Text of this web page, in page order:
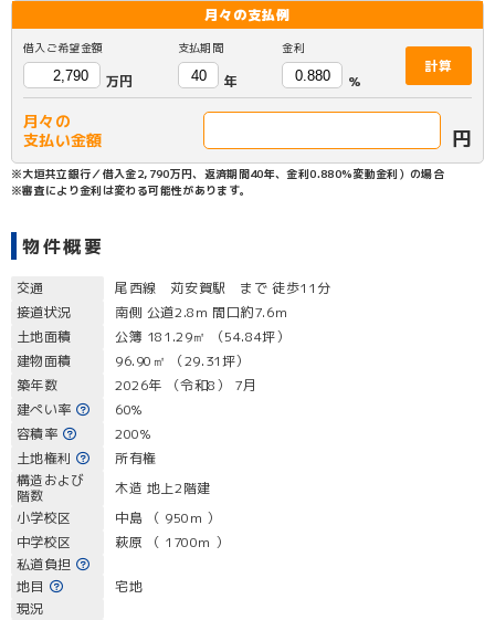
月々の支払例
借入ご希望金額
万円
支払期間
年
金利
%
計算
月々の
支払い金額
円
※大垣共立銀行／借入金2,790万円、返済期間40年、金利0.880%変動金利）の場合
※審査により金利は変わる可能性があります。
物件概要
交通
尾西線 苅安賀駅 まで 徒歩11分
接道状況
南側 公道2.8m 間口約7.6m
土地面積
公簿 181.29㎡ （54.84坪）
建物面積
96.90㎡ （29.31坪）
築年数
2026年 （令和8） 7月
建ぺい率
60%
容積率
200%
土地権利
所有権
構造および
階数
木造 地上2階建
小学校区
中島 （ 950m ）
中学校区
萩原 （ 1700m ）
私道負担
地目
宅地
現況